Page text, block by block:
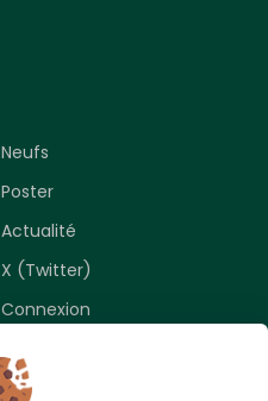
Neufs
Poster
Actualité
X (Twitter)
Connexion